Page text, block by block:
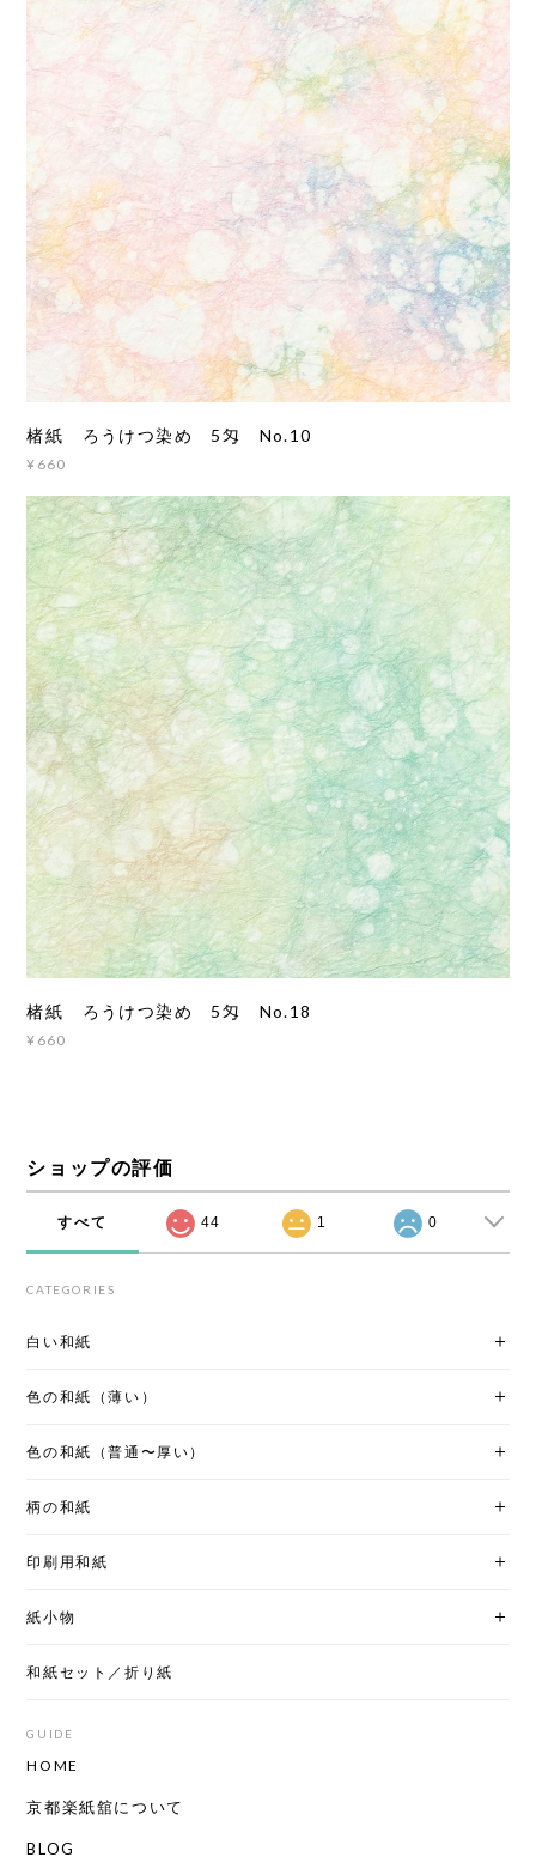
楮紙 ろうけつ染め 5匁 No.10
¥660
楮紙 ろうけつ染め 5匁 No.18
¥660
ショップの評価
すべて 44 1 0
CATEGORIES
白い和紙
色の和紙（薄い）
色の和紙（普通〜厚い）
柄の和紙
印刷用和紙
紙小物
和紙セット／折り紙
GUIDE
HOME
京都楽紙舘について
BLOG